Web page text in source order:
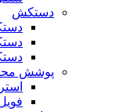
دستکش
پوشش